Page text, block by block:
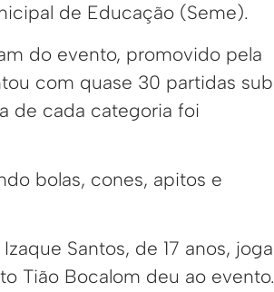
de Educação (Seme).
do evento, promovido pela
com quase 30 partidas sub
de cada categoria foi
bolas, cones, apitos e
Santos, de 17 anos, joga
Tião Bocalom deu ao evento.